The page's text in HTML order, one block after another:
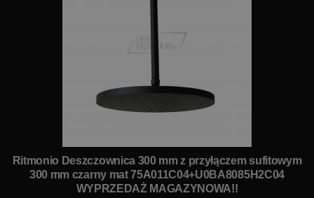
Ritmonio Deszczownica 300 mm z przyłączem sufitowym
300 mm czarny mat 75A011C04+U0BA8085H2C04
WYPRZEDAŻ MAGAZYNOWA!!